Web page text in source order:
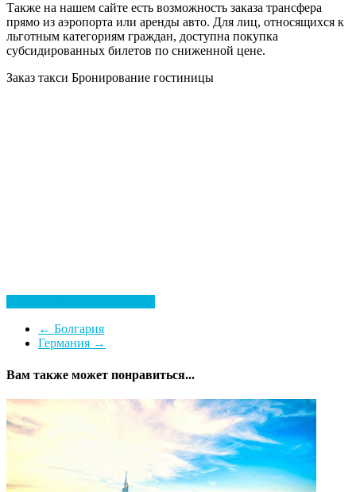
Также на нашем сайте есть возможность заказа трансфера
прямо из аэропорта или аренды авто. Для лиц, относящихся к
льготным категориям граждан, доступна покупка
субсидированных билетов по сниженной цене.
Заказ такси Бронирование гостиницы
← Болгария
Германия →
Вам также может понравиться...